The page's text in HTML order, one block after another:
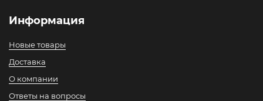
Информация
Новые товары
Доставка
О компании
Ответы на вопросы